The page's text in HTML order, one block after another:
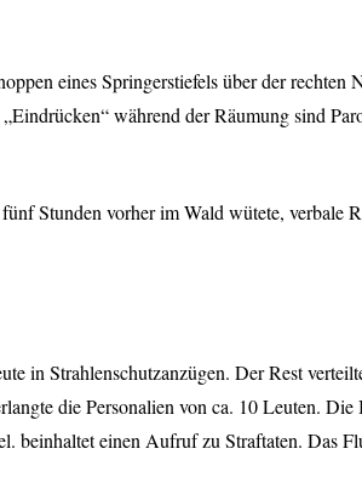
eines Springerstiefels über der rechten
während der Räumung sind
Stunden vorher im Wald wütete, verbale
in Strahlenschutzanzügen. Der Rest
die Personalien von ca. 10 Leuten.
beinhaltet einen Aufruf zu Straftaten. Das